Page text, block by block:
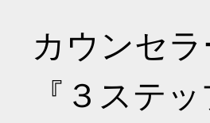
カウンセ
『３ステ